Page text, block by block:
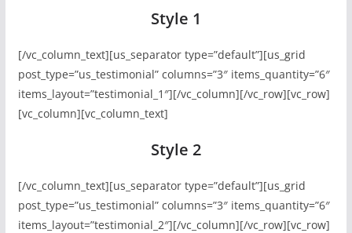
Style 1
[/vc_column_text][us_separator type=”default”][us_grid
post_type=”us_testimonial” columns=”3″ items_quantity=”6″
items_layout=”testimonial_1″][/vc_column][/vc_row][vc_row]
[vc_column][vc_column_text]
Style 2
[/vc_column_text][us_separator type=”default”][us_grid
post_type=”us_testimonial” columns=”3″ items_quantity=”6″
items_layout=”testimonial_2″][/vc_column][/vc_row][vc_row]